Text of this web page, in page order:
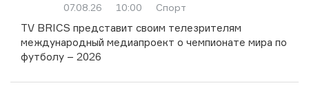
07.08.26 10:00 Спорт
TV BRICS представит своим телезрителям
международный медиапроект о чемпионате мира по
футболу – 2026